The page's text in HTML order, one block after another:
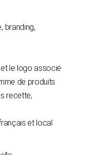
branding,
et le logo associé
de produits
recette,
et local